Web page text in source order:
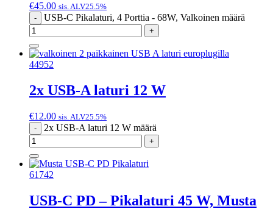
€45.00 sis. ALV25.5%
-
USB-C Pikalaturi, 4 Porttia - 68W, Valkoinen määrä
+
44952
2x USB-A laturi 12 W
€12.00 sis. ALV25.5%
-
2x USB-A laturi 12 W määrä
+
61742
USB-C PD – Pikalaturi 45 W, Musta